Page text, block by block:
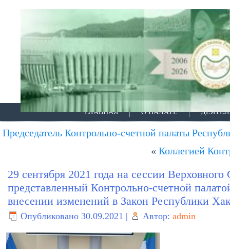
ГЛАВНАЯ О ПАЛАТЕ
Председатель Контрольно-счетной палаты
« Коллегией
29 сентября 2021 года на сессии
представленный Контрольно-счетной
внесении изменений в Закон Республики
Опубликовано 30.09.2021 | Автор: admin